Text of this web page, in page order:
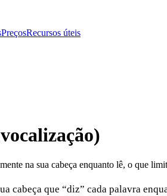
PreçosRecursos úteis
na sua cabeça enquanto lê, o que
cabeça que “diz” cada palavra